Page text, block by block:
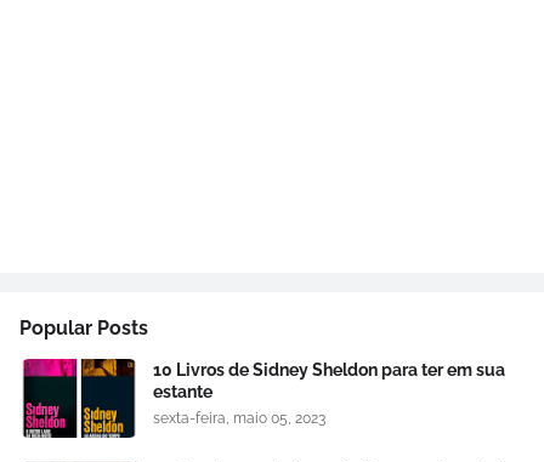
Popular Posts
10 Livros de Sidney Sheldon para ter em sua
estante
sexta-feira, maio 05, 2023